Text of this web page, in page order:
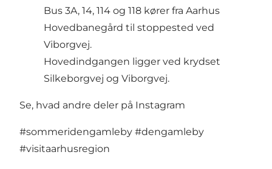
Bus 3A, 14, 114 og 118 kører fra Aarhus
Hovedbanegård til stoppested ved
Viborgvej.
Hovedindgangen ligger ved krydset
Silkeborgvej og Viborgvej.
Se, hvad andre deler på Instagram
#sommeridengamleby #dengamleby
#visitaarhusregion